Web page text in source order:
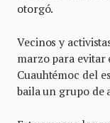
otorgó.
Vecinos y
marzo para evitar
Cuauhtémoc del
baila un grupo de